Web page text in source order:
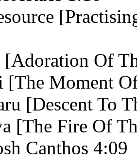
[Adoration Of
[The Moment
[Descent To
[The Fire Of
Canthos 4:09